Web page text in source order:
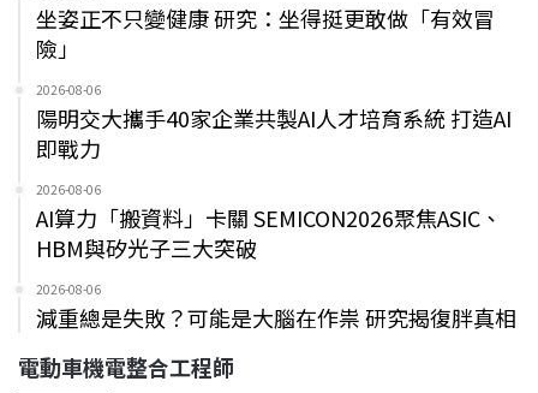
坐姿正不只變健康 研究：坐得挺更敢做「有效冒
險」
2026-08-06
陽明交大攜手40家企業共製AI人才培育系統 打造AI
即戰力
2026-08-06
AI算力「搬資料」卡關 SEMICON2026聚焦ASIC、
HBM與矽光子三大突破
2026-08-06
減重總是失敗？可能是大腦在作祟 研究揭復胖真相
電動車機電整合工程師